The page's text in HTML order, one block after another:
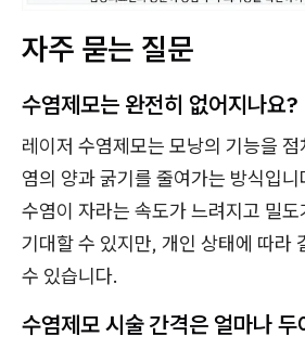
자주 묻는 질문
수염제모는 완전히 없어지나요?
레이저 수염제모는 모낭의 기능을
염의 양과 굵기를 줄여가는 방식입
수염이 자라는 속도가 느려지고 밀
기대할 수 있지만, 개인 상태에 따라
수 있습니다.
수염제모 시술 간격은 얼마나